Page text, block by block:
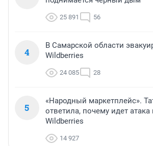
25 891 56
4
В Самарской области
Wildberries
24 085 28
5
«Народный маркетплейс».
ответила, почему идет
Wildberries
14 927